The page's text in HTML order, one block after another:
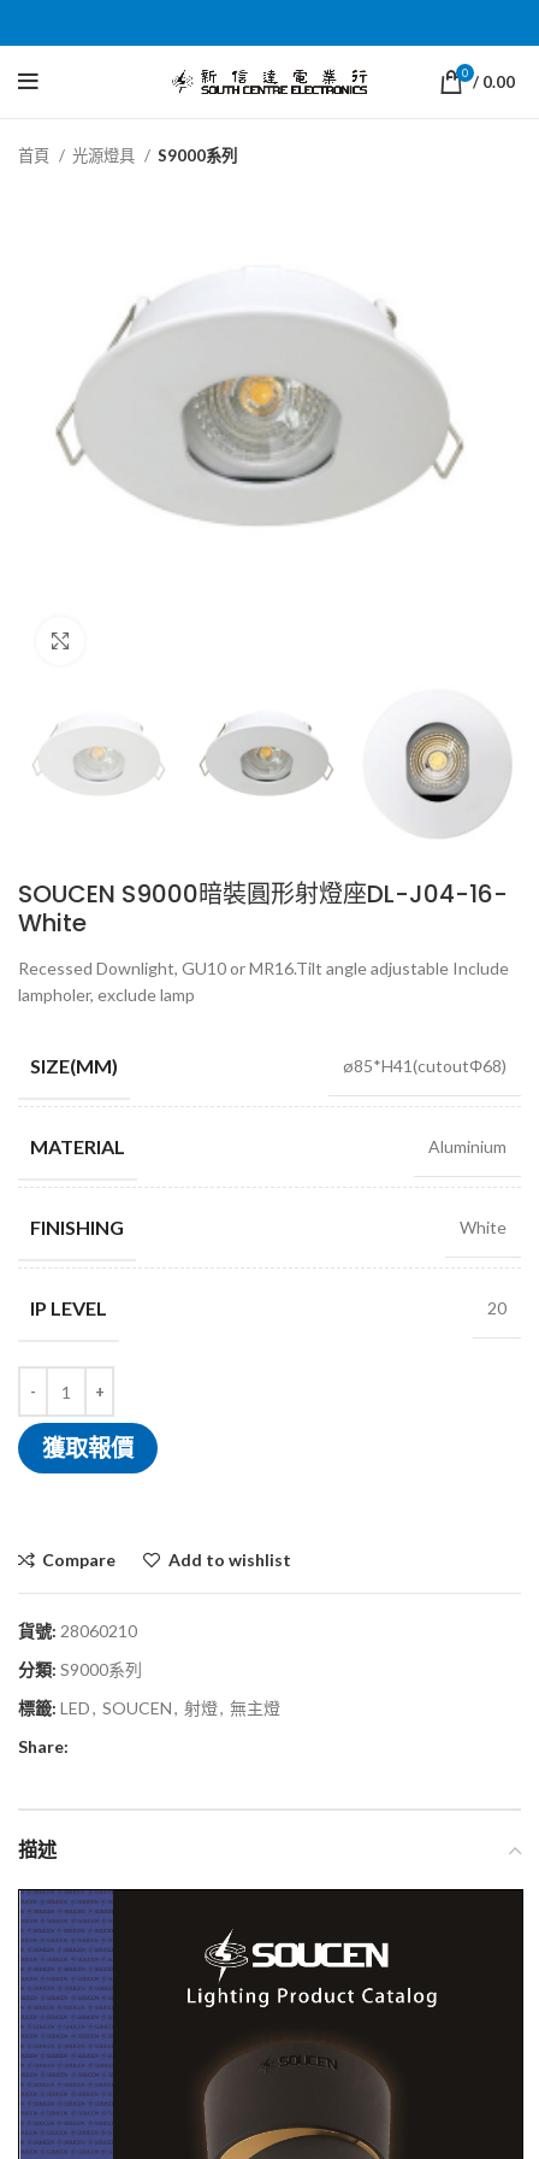
0 / 0.00
首頁 光源燈具 S9000系列
SOUCEN S9000暗裝圓形射燈座DL-J04-16-
White
Recessed Downlight, GU10 or MR16.Tilt angle adjustable Include
lampholer, exclude lamp
SIZE(MM) ø85*H41(cutoutΦ68)
MATERIAL Aluminium
FINISHING White
IP LEVEL 20
獲取報價
Compare Add to wishlist
貨號: 28060210
分類: S9000系列
標籤: LED, SOUCEN, 射燈, 無主燈
Share:
描述